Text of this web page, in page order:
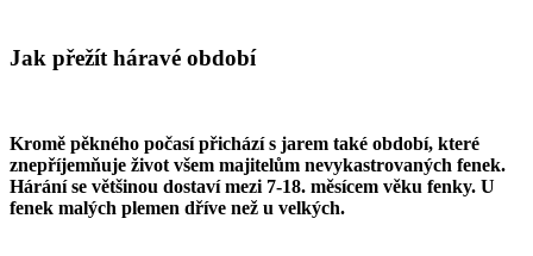
Jak přežít háravé období
Kromě pěkného počasí přichází s jarem také období, které
znepříjemňuje život všem majitelům nevykastrovaných fenek.
Hárání se většinou dostaví mezi 7-18. měsícem věku fenky. U
fenek malých plemen dříve než u velkých.